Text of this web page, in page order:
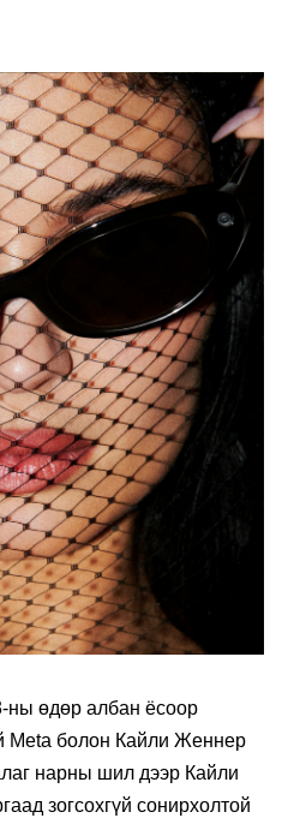
ны өдөр албан ёсоор
Meta болон Кайли Женнер
нарны шил дээр Кайли
зогсохгүй сонирхолтой